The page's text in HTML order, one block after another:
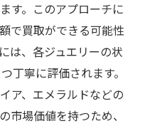
す。このアプローチに
で買取ができる可能性
は、各ジュエリーの状
丁寧に評価されます。
ア、エメラルドなどの
市場価値を持つため、